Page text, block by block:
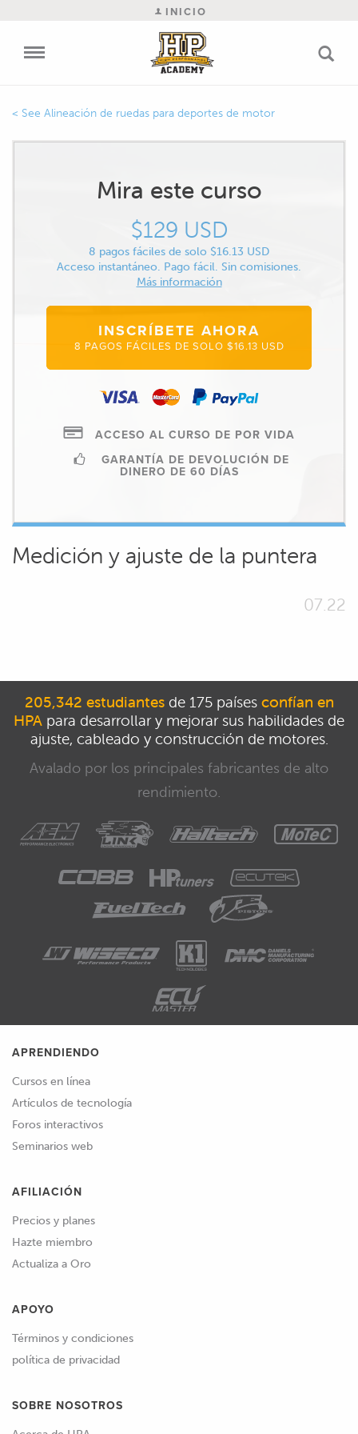
INICIO
Alineación de ruedas para deportes de motor
Mira este curso
$129 USD
8 pagos fáciles de solo $16.13 USD
Acceso instantáneo. Pago fácil. Sin comisiones.
Más información
INSCRÍBETE AHORA
8 PAGOS FÁCILES DE SOLO $16.13 USD
ACCESO AL CURSO DE POR VIDA
GARANTÍA DE DEVOLUCIÓN DE
DINERO DE 60 DÍAS
Medición y ajuste de la puntera
07.22
205,342 estudiantesde 175 países confían en
HPA para desarrollar y mejorar sus habilidades de
ajuste, cableado y construcción de motores.
Avalado por los principales fabricantes de alto
rendimiento.
APRENDIENDO
Cursos en línea
Artículos de tecnología
Foros interactivos
Seminarios web
AFILIACIÓN
Precios y planes
Hazte miembro
Actualiza a Oro
APOYO
Términos y condiciones
política de privacidad
SOBRE NOSOTROS